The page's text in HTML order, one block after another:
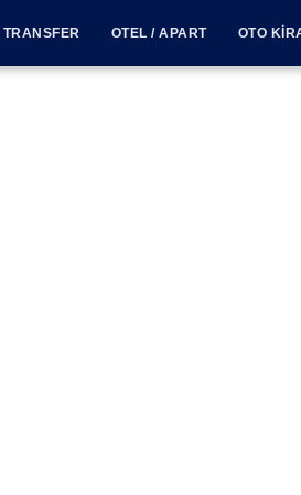
TRANSFER OTEL / APART OTO